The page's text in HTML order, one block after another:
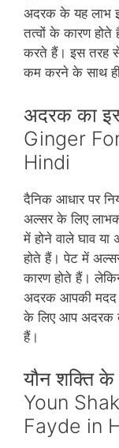
अदरक के यह लाभ
तत्‍वों के कारण
करते हैं। इस तरह
कम करने के साथ
अदरक का
Ginger
Hindi
दैनिक आधार पर
अल्‍सर के लिए
में होने वाले घाव
होते हैं। पेट में
कारण होते हैं।
अदरक आपकी मदद
के लिए आप अदरक
हैं।
यौन शक्ति
Youn
Fayde in